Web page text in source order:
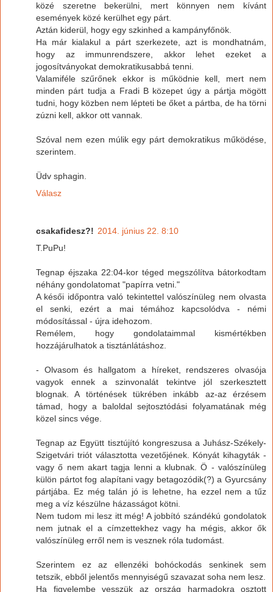
közé szeretne bekerülni, mert könnyen nem kívánt
események közé kerülhet egy párt.
Aztán kiderül, hogy egy szkinhed a kampányfőnök.
Ha már kialakul a párt szerkezete, azt is mondhatnám,
hogy az immunrendszere, akkor lehet ezeket a
jogosítványokat demokratikusabbá tenni.
Valamiféle szűrőnek ekkor is működnie kell, mert nem
minden párt tudja a Fradi B közepet úgy a pártja mögött
tudni, hogy közben nem lépteti be őket a pártba, de ha törni
zúzni kell, akkor ott vannak.
Szóval nem ezen múlik egy párt demokratikus működése,
szerintem.
Üdv sphagin.
Válasz
csakafidesz?! 2014. június 22. 8:10
T.PuPu!
Tegnap éjszaka 22:04-kor téged megszólítva bátorkodtam
néhány gondolatomat "papírra vetni."
A késői időpontra való tekintettel valószínüleg nem olvasta
el senki, ezért a mai témához kapcsolódva - némi
módosítással - újra idehozom.
Remélem, hogy gondolataimmal kismértékben
hozzájárulhatok a tisztánlátáshoz.
- Olvasom és hallgatom a híreket, rendszeres olvasója
vagyok ennek a szinvonalát tekintve jól szerkesztett
blognak. A történések tükrében inkább az-az érzésem
támad, hogy a baloldal sejtosztódási folyamatának még
közel sincs vége.
Tegnap az Együtt tisztújító kongreszusa a Juhász-Székely-
Szigetvári triót választotta vezetőjének. Kónyát kihagyták -
vagy ő nem akart tagja lenni a klubnak. Ö - valószínüleg
külön pártot fog alapítani vagy betagozódik(?) a Gyurcsány
pártjába. Ez még talán jó is lehetne, ha ezzel nem a tűz
meg a víz készülne házasságot kötni.
Nem tudom mi lesz itt még! A jobbító szándékú gondolatok
nem jutnak el a címzettekhez vagy ha mégis, akkor ők
valószínüleg erről nem is vesznek róla tudomást.
Szerintem ez az ellenzéki bohóckodás senkinek sem
tetszik, ebből jelentős mennyiségű szavazat soha nem lesz.
Ha figyelembe vesszük az ország harmadokra osztott